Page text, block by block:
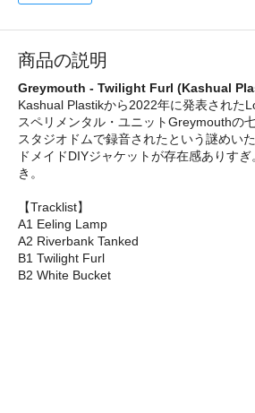
商品の説明
Greymouth - Twilight Furl (Kashual
Kashual Plastikから2022年に発表された
スペリメンタル・ユニットGreymouthの
スタジオドムで録音されたという謎めい
ドメイドDIYジャケットが存在感ありす
き。
【Tracklist】
A1 Eeling Lamp
A2 Riverbank Tanked
B1 Twilight Furl
B2 White Bucket